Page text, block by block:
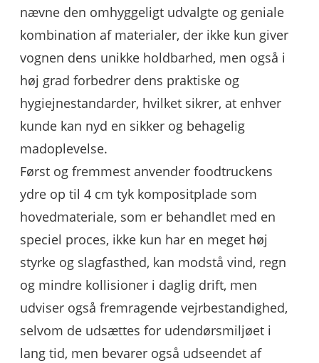
nævne den omhyggeligt udvalgte og geniale
kombination af materialer, der ikke kun giver
vognen dens unikke holdbarhed, men også i
høj grad forbedrer dens praktiske og
hygiejnestandarder, hvilket sikrer, at enhver
kunde kan nyd en sikker og behagelig
madoplevelse.
Først og fremmest anvender foodtruckens
ydre op til 4 cm tyk kompositplade som
hovedmateriale, som er behandlet med en
speciel proces, ikke kun har en meget høj
styrke og slagfasthed, kan modstå vind, regn
og mindre kollisioner i daglig drift, men
udviser også fremragende vejrbestandighed,
selvom de udsættes for udendørsmiljøet i
lang tid, men bevarer også udseendet af